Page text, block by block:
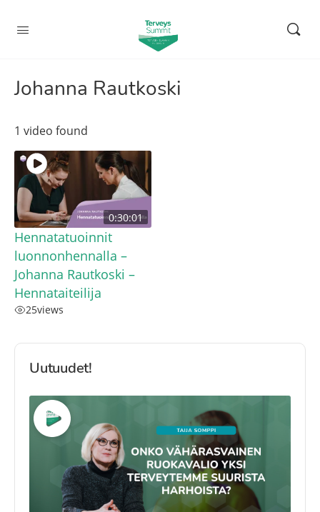
Johanna Rautkoski
1 video found
0:30:01
Hennatatuoinnit
luonnonhennalla –
Johanna Rautkoski –
Hennataiteilija
25views
Uutuudet!